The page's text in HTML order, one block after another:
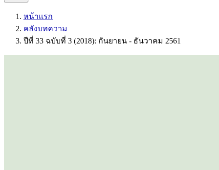
หน้าแรก
คลังบทความ
ปีที่ 33 ฉบับที่ 3 (2018): กันยายน - ธันวาคม 2561